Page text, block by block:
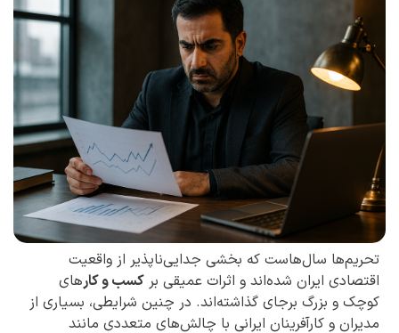
تحریم‌ها سال‌هاست که بخشی جدایی‌ناپذیر از واقعیت
اقتصادی ایران شده‌اند و اثرات عمیقی بر کسب و کار‌های
کوچک و بزرگ برجای گذاشته‌اند. در چنین شرایطی، بسیاری از
مدیران و کارآفرینان ایرانی با چالش‌های متعددی مانند